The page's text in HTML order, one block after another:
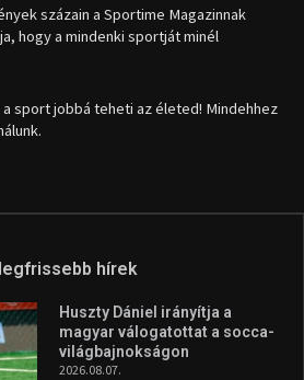
százain a Sportime Magazinnak
hogy a mindenki sportját minél
sport jobbá teheti az életed! Mindehhez
hírek
Huszty Dániel irányítja a
magyar válogatottat a socca-
világbajnokságon
2026.08.07.